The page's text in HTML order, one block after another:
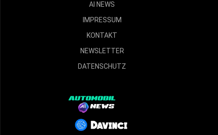
AI NEWS
IMPRESSUM
KONTAKT
NEWSLETTER
DATENSCHUTZ